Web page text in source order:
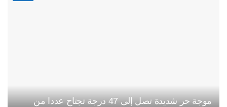
موجة حر شديدة تصل إلى 47 درجة تجتاح عددا من